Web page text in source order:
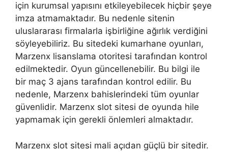
için kurumsal yapısını etkileyebilecek hiçbir şeye
imza atmamaktadır. Bu nedenle sitenin
uluslararası firmalarla işbirliğine ağırlık verdiğini
söyleyebiliriz. Bu sitedeki kumarhane oyunları,
Marzenx lisanslama otoritesi tarafından kontrol
edilmektedir. Oyun güncellenebilir. Bu bilgi ile
bir maç 3 ajans tarafından kontrol edilir. Bu
nedenle, Marzenx bahislerindeki tüm oyunlar
güvenlidir. Marzenx slot sitesi de oyunda hile
yapmamak için gerekli önlemleri almaktadır.
Marzenx slot sitesi mali açıdan güçlü bir sitedir.